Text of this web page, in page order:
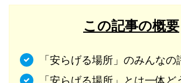
この記事の概要
「安らげる場所」のみんなの
「安らげる場所」とは一体ど